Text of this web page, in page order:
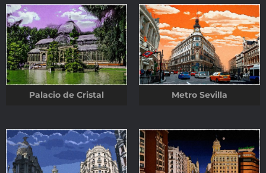
Palacio de Cristal Metro Sevilla